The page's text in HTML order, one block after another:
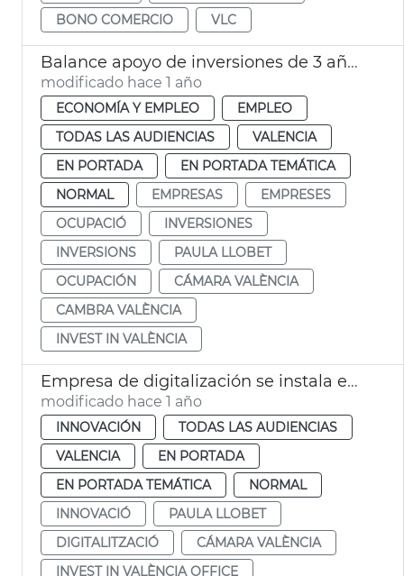
BONO COMERCIO
VLC
Balance apoyo de inversiones de 3 años en activo de Invest in València
modificado hace 1 año
ECONOMÍA Y EMPLEO
EMPLEO
TODAS LAS AUDIENCIAS
VALENCIA
EN PORTADA
EN PORTADA TEMÁTICA
NORMAL
EMPRESAS
EMPRESES
OCUPACIÓ
INVERSIONES
INVERSIONS
PAULA LLOBET
OCUPACIÓN
CÁMARA VALÈNCIA
CAMBRA VALÈNCIA
INVEST IN VALÈNCIA
Empresa de digitalización se instala en València
modificado hace 1 año
INNOVACIÓN
TODAS LAS AUDIENCIAS
VALENCIA
EN PORTADA
EN PORTADA TEMÁTICA
NORMAL
INNOVACIÓ
PAULA LLOBET
DIGITALITZACIÓ
CÁMARA VALÈNCIA
INVEST IN VALÈNCIA OFFICE